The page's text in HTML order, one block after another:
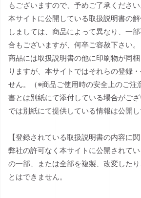
もございますので、予めご了承ください
本サイトに公開している取扱説明書の
しましては、商品によって異なり、一
合もございますが、何卒ご容赦下さい。
商品には取扱説明書の他に印刷物が同
りますが、本サイトではそれらの登録
せん。（※商品ご使用時の安全上のご注
書とは別紙にて添付している場合がご
では別紙にて提供している情報は公開し
【登録されている取扱説明書の内容に関
弊社の許可なく本サイトに公開されて
の一部、または全部を複製、改変した
とはできません。